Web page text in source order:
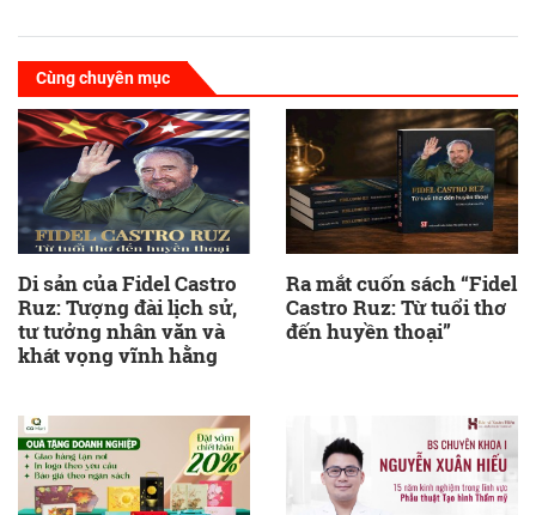
Cùng chuyên mục
Di sản của Fidel Castro
Ruz: Tượng đài lịch sử,
tư tưởng nhân văn và
khát vọng vĩnh hằng
Ra mắt cuốn sách “Fidel
Castro Ruz: Từ tuổi thơ
đến huyền thoại”